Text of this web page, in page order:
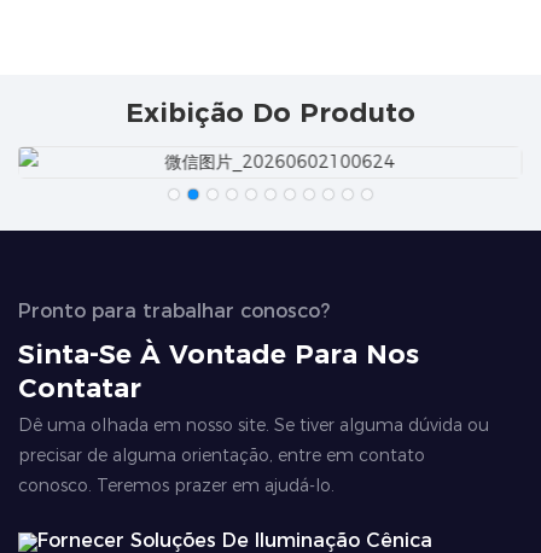
Exibição Do Produto
Pronto para trabalhar conosco?
Sinta-Se À Vontade Para Nos
Contatar
Dê uma olhada em nosso site. Se tiver alguma dúvida ou
precisar de alguma orientação, entre em contato
conosco. Teremos prazer em ajudá-lo.
Fornecer Soluções De Iluminação Cênica